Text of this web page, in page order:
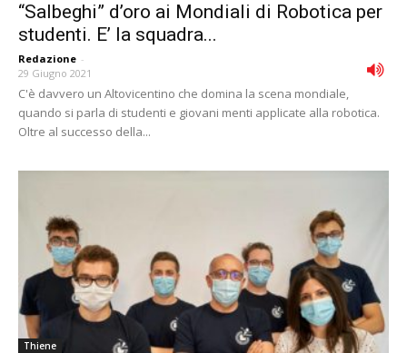
“Salbeghi” d’oro ai Mondiali di Robotica per
studenti. E’ la squadra...
Redazione -
29 Giugno 2021
C'è davvero un Altovicentino che domina la scena mondiale,
quando si parla di studenti e giovani menti applicate alla robotica.
Oltre al successo della...
Thiene